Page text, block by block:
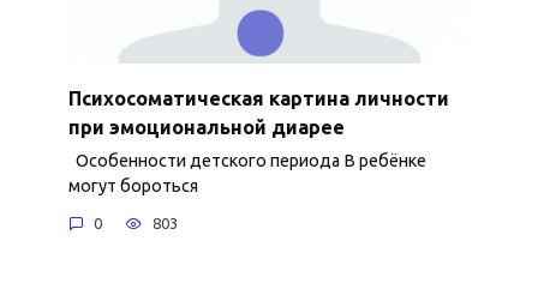
Психосоматическая картина личности
при эмоциональной диарее
Особенности детского периода В ребёнке
могут бороться
0 803